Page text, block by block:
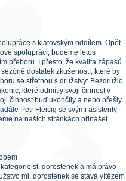
s klatovským oddílem. Opět
spolupráci, budeme letos
přeboru. I přesto, že kvalita zápasů
dostatek zkušeností, které by
se střetnou s družstvy: Bezdružic
které odmítly svoji činnost v
činnost buď ukončily a nebo přešly
Petr Fleisig se svými asistenty
na našich stránkách přinášet
st. dorostenek a má právo
ml. dorostenek se stává vítězem